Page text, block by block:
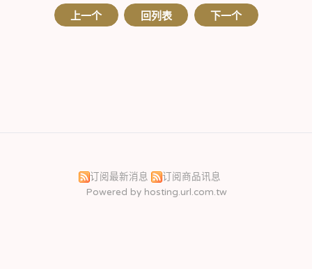
上一个 回列表 下一个
订阅最新消息
订阅商品讯息
Powered by hosting.url.com.tw